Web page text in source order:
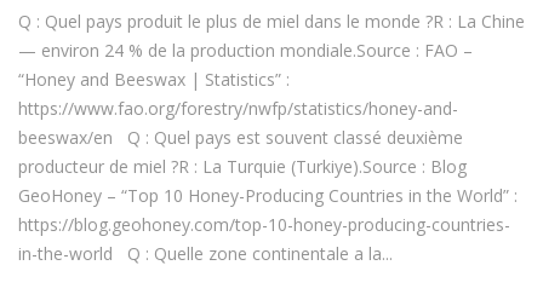
Q : Quel pays produit le plus de miel dans le monde ?R : La Chine
— environ 24 % de la production mondiale.Source : FAO –
“Honey and Beeswax | Statistics” :
https://www.fao.org/forestry/nwfp/statistics/honey-and-
beeswax/en Q : Quel pays est souvent classé deuxième
producteur de miel ?R : La Turquie (Turkiye).Source : Blog
GeoHoney – “Top 10 Honey-Producing Countries in the World” :
https://blog.geohoney.com/top-10-honey-producing-countries-
in-the-world Q : Quelle zone continentale a la...